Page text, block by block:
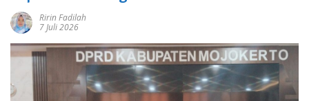
Ririn Fadilah
7 Juli 2026